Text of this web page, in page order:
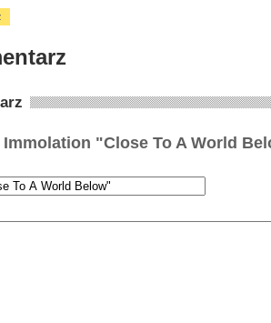
"Close To A World